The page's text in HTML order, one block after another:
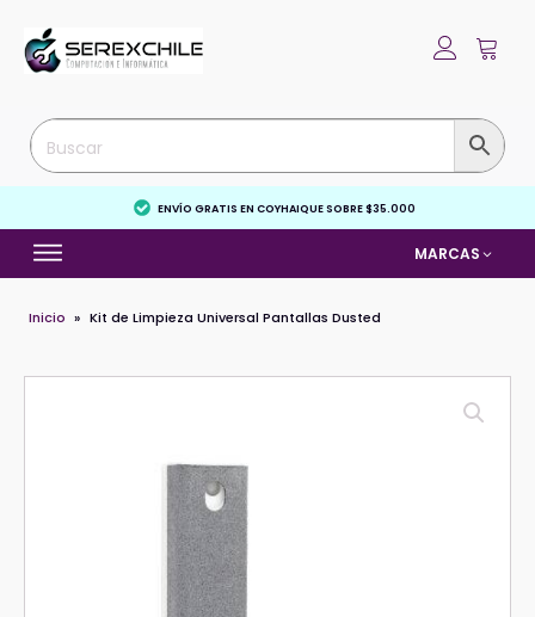
ENVÍO GRATIS EN COYHAIQUE SOBRE $35.000
MARCAS
Inicio » Kit de Limpieza Universal Pantallas Dusted